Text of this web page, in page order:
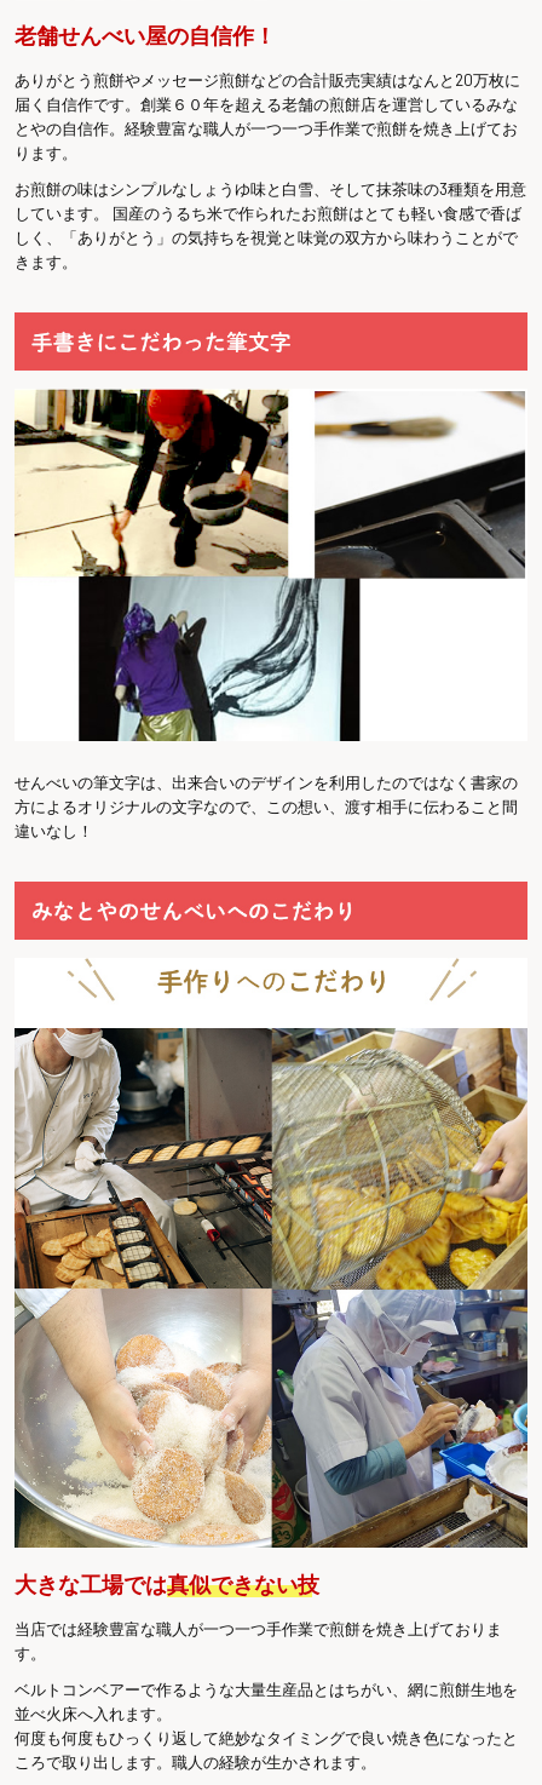
老舗せんべい屋の自信作！
ありがとう煎餅やメッセージ煎餅などの合計販売実績はなんと20万枚に
届く自信作です。創業６０年を超える老舗の煎餅店を運営しているみな
とやの自信作。経験豊富な職人が一つ一つ手作業で煎餅を焼き上げてお
ります。
お煎餅の味はシンプルなしょうゆ味と白雪、そして抹茶味の3種類を用意
しています。 国産のうるち米で作られたお煎餅はとても軽い食感で香ば
しく、「ありがとう」の気持ちを視覚と味覚の双方から味わうことがで
きます。
せんべいの筆文字は、出来合いのデザインを利用したのではなく書家の
方によるオリジナルの文字なので、この想い、渡す相手に伝わること間
違いなし！
大きな工場では真似できない技
当店では経験豊富な職人が一つ一つ手作業で煎餅を焼き上げておりま
す。
ベルトコンベアーで作るような大量生産品とはちがい、網に煎餅生地を
並べ火床へ入れます。
何度も何度もひっくり返して絶妙なタイミングで良い焼き色になったと
ころで取り出します。職人の経験が生かされます。